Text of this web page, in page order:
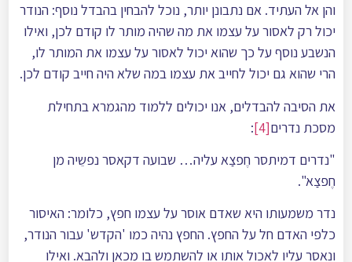
והן אל העתיד. אם נתבונן יותר, נוכל להבחין בהבדל נוסף: הנודר
יכול רק לאסור על עצמו את מה שהיה מותר לו קודם לכן, ואילו
הנשבע נוסף על כך שהוא יכול לאסור על עצמו את המותר לו,
הרי שהוא גם יכול לחייב את עצמו במה שלא היה חייב קודם לכן.
את הסיבה להבדלים, אנו יכולים ללמוד מהגמרא בתחילת
מסכת נדרים[4]
:
"נדרים דמיתסר חֶפצַא עליה… שבועה דקאסר נפשֵיה מן
חֶפצַא".
נדר משמעותו היא שאדם אוסר על עצמו חפץ, כלומר: האיסור
כלפי האדם חל על החפץ. החפץ נהיה כמו 'הקדש' עבור הנודר,
ונאסר עליו לאכול אותו או להשתמש בו מכאן ולהבא. ואילו